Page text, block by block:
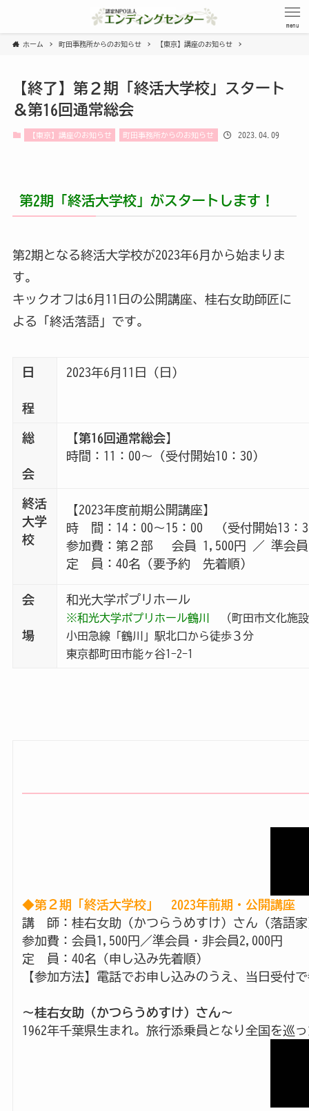
menu
ホーム 町田事務所からのお知らせ 【東京】講座のお知らせ
【終了】第２期「終活大学校」スタート
＆第16回通常総会
【東京】講座のお知らせ 町田事務所からのお知らせ 2023.04.09
第2期「終活大学校」がスタートします！
第2期となる終活大学校が2023年6月から始まりま
す。
キックオフは6月11日の公開講座、桂右女助師匠に
よる「終活落語」です。
日
程
2023年6月11日（日）
総
会
【第16回通常総会】
時間：11：00～（受付開始10：30）
終活
大学
校
【2023年度前期公開講座】
時　間：14：00～15：00　（受付開始13：
参加費：第２部　 会員 1,500円 ／ 準会
定　員：40名（要予約　先着順）
会
場
和光大学ポプリホール
※和光大学ポプリホール鶴川
（町田市文化施
小田急線「鶴川」駅北口から徒歩３分
東京都町田市能ヶ谷1-2-1
講　師：桂右女助（かつらうめすけ）さん（落語
参加費：会員1,500円／準会員・非会員2,000円
定　員：40名（申し込み先着順）
【参加方法】電話でお申し込みのうえ、当日受付
～桂右女助（かつらうめすけ）さん～
1962年千葉県生まれ。旅行添乗員となり全国を巡